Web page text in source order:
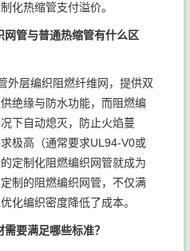
化热缩管支付溢价。
管与普通热缩管有什么区
外层编织阻燃纤维网，提供双
绝缘与防水功能，而阻燃编
下自动熄灭，防止火焰蔓
极高（通常要求UL94-V0或
定制化阻燃编织网管就成为
制的阻燃编织网管，不仅满
化编织密度降低了成本。
要满足哪些标准？